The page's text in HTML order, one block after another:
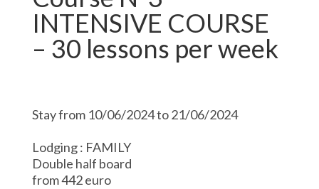
INTENSIVE COURSE
– 30 lessons per week
Stay from 10/06/2024 to 21/06/2024
Lodging : FAMILY
Double half board
from 442 euro